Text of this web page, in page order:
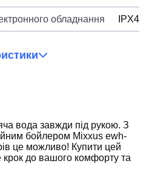
обладнання IPX4
вода завжди під рукою. З
бойлером Mixxus ewh-
це можливо! Купити цей
крок до вашого комфорту та